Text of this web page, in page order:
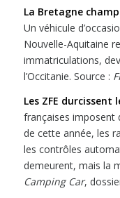
La Bretagne
Un véhicule
Nouvelle-Aquitaine
immatriculations,
l’Occitanie. Source :
Les ZFE durcissent
françaises imposent
de cette année, les
les contrôles
demeurent, mais la
Camping Car,